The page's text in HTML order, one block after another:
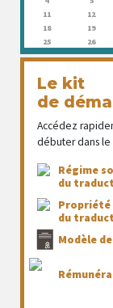
11
12
18
19
25
26
Le kit
de
Accédez
débuter dans
Régime
du
du
Modèle